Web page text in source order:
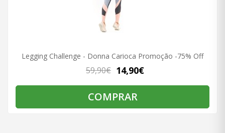
Legging Challenge - Donna Carioca Promoção -75% Off
14,90€
59,90€
COMPRAR